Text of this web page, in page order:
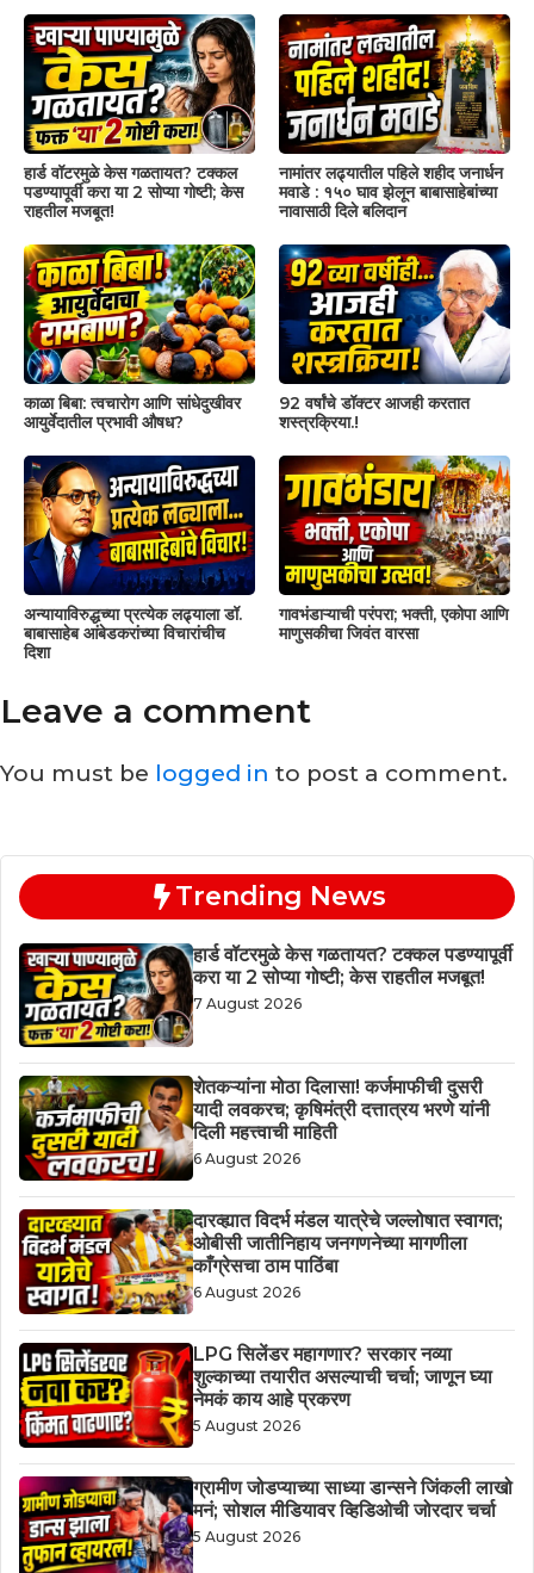
हार्ड वॉटरमुळे केस गळतायत? टक्कल
पडण्यापूर्वी करा या 2 सोप्या गोष्टी; केस
राहतील मजबूत!
नामांतर लढ्यातील पहिले शहीद जनार्धन
मवाडे : १५० घाव झेलून बाबासाहेबांच्या
नावासाठी दिले बलिदान
काळा बिबा: त्वचारोग आणि सांधेदुखीवर
आयुर्वेदातील प्रभावी औषध?
92 वर्षांचे डॉक्टर आजही करतात
शस्त्रक्रिया.!
अन्यायाविरुद्धच्या प्रत्येक लढ्याला डॉ.
बाबासाहेब आंबेडकरांच्या विचारांचीच
दिशा
गावभंडाऱ्याची परंपरा; भक्ती, एकोपा आणि
माणुसकीचा जिवंत वारसा
Leave a comment
You must be logged in to post a comment.
Trending News
हार्ड वॉटरमुळे केस गळतायत? टक्कल पडण्यापूर्वी
करा या 2 सोप्या गोष्टी; केस राहतील मजबूत!
7 August 2026
शेतकऱ्यांना मोठा दिलासा! कर्जमाफीची दुसरी
यादी लवकरच; कृषिमंत्री दत्तात्रय भरणे यांनी
दिली महत्त्वाची माहिती
6 August 2026
दारव्ह्यात विदर्भ मंडल यात्रेचे जल्लोषात स्वागत;
ओबीसी जातीनिहाय जनगणनेच्या मागणीला
काँग्रेसचा ठाम पाठिंबा
6 August 2026
LPG सिलेंडर महागणार? सरकार नव्या
शुल्काच्या तयारीत असल्याची चर्चा; जाणून घ्या
नेमकं काय आहे प्रकरण
5 August 2026
ग्रामीण जोडप्याच्या साध्या डान्सने जिंकली लाखो
मनं; सोशल मीडियावर व्हिडिओची जोरदार चर्चा
5 August 2026